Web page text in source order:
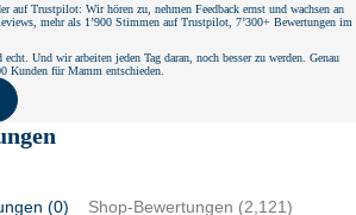
auf Trustpilot: Wir hören zu, nehmen Feedback ernst und wachsen an
mehr als 1’900 Stimmen auf Trustpilot, 7’300+ Bewertungen im
Und wir arbeiten jeden Tag daran, noch besser zu werden. Genau
Kunden für Mamm entschieden.
(0) Shop-Bewertungen (2,121)